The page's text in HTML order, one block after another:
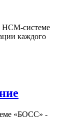
системе
каждого
«БОСС» -